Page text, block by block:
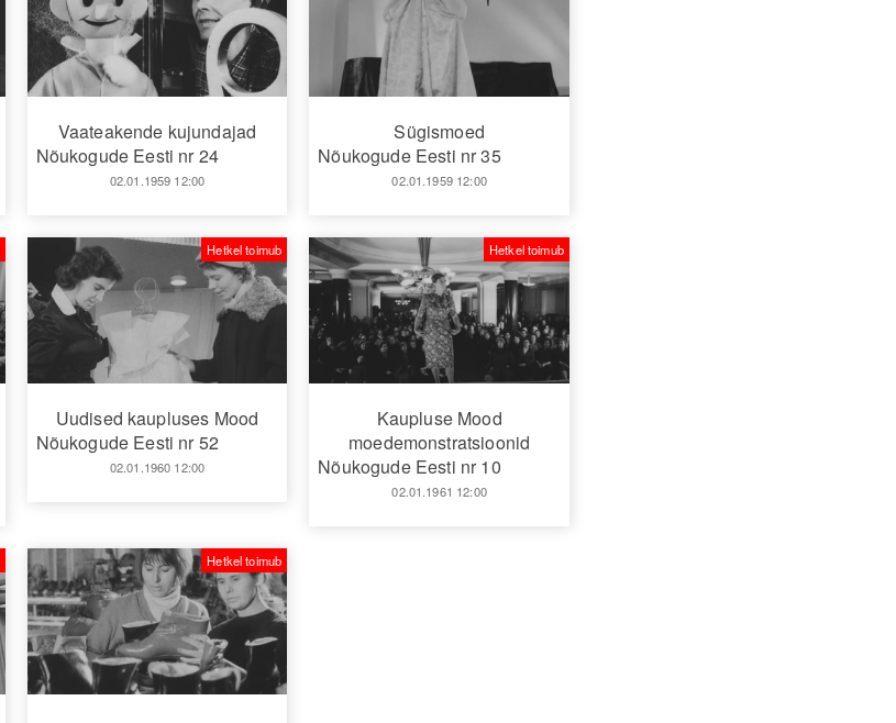
Vaateakende kujundajad
Nõukogude Eesti nr 24
02.01.1959 12:00
Sügismoed
Nõukogude Eesti nr 35
02.01.1959 12:00
Uudised kaupluses Mood
Nõukogude Eesti nr 52
02.01.1960 12:00
Hetkel toimub
Kaupluse Mood
moedemonstratsioonid
Nõukogude Eesti nr 10
02.01.1961 12:00
Hetkel toimub
Hetkel toimub